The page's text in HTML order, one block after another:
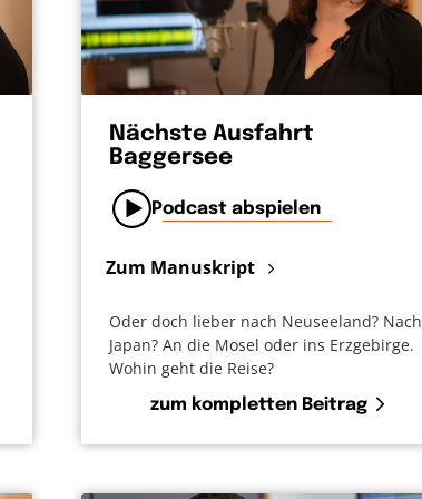
Nächste Ausfahrt
Baggersee
Podcast abspielen
Zum Manuskript
Oder doch lieber nach Neuseeland? Nach
Japan? An die Mosel oder ins Erzgebirge.
Wohin geht die Reise?
zum kompletten Beitrag